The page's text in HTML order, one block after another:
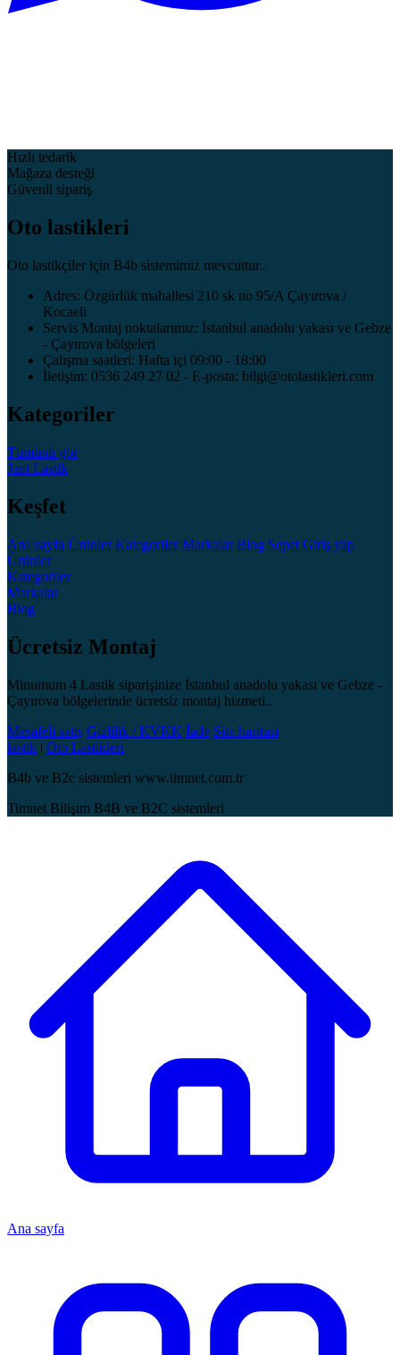
Hızlı tedarik
Mağaza desteği
Güvenli sipariş
Oto lastikleri
Oto lastikçiler için B4b sistemimiz mevcuttur..
Adres: Özgürlük mahallesi 210 sk no 95/A Çayırova /
Kocaeli
Servis Montaj noktalarımız: İstanbul anadolu yakası ve Gebze
- Çayırova bölgeleri
Çalışma saatleri: Hafta içi 09:00 - 18:00
İletişim: 0536 249 27 02 - E-posta: bilgi@otolastikleri.com
Kategoriler
Tümünü gör
Jant Lastik
Keşfet
Ana sayfa Ürünler Kategoriler Markalar Blog Sepet Giriş yap
Ürünler
Kategoriler
Markalar
Blog
Ücretsiz Montaj
Minumum 4 Lastik siparişinize İstanbul anadolu yakası ve Gebze -
Çayırova bölgelerinde ücretsiz montaj hizmeti..
Mesafeli satış Gizlilik / KVKK İade Site haritası
lastik | Oto Lastikleri
B4b ve B2c sistemleri www.timnet.com.tr
Timnet Bilişim B4B ve B2C sistemleri
Ana sayfa